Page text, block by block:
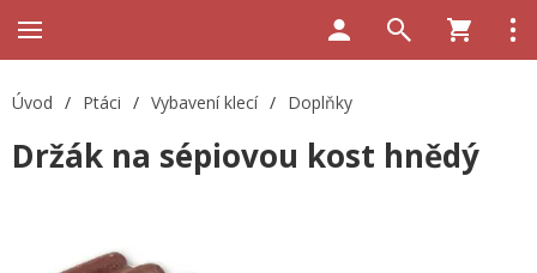
Úvod / Ptáci / Vybavení klecí / Doplňky
Držák na sépiovou kost hnědý